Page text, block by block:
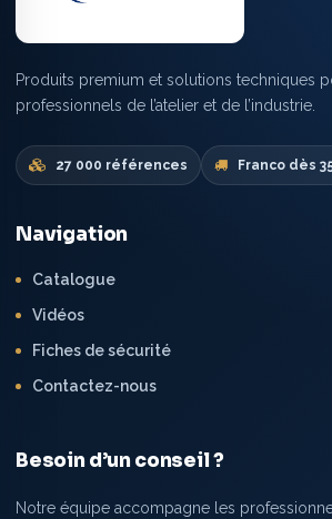
Produits premium et solutions techniques
professionnels de l’atelier et de l’industrie.
27 000 références Franco dès
Navigation
Catalogue
Vidéos
Fiches de sécurité
Contactez-nous
Besoin d’un conseil ?
Notre équipe accompagne les